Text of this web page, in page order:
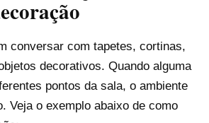
conversar com tapetes, cortinas,
decorativos. Quando alguma
pontos da sala, o ambiente
Veja o exemplo abaixo de como